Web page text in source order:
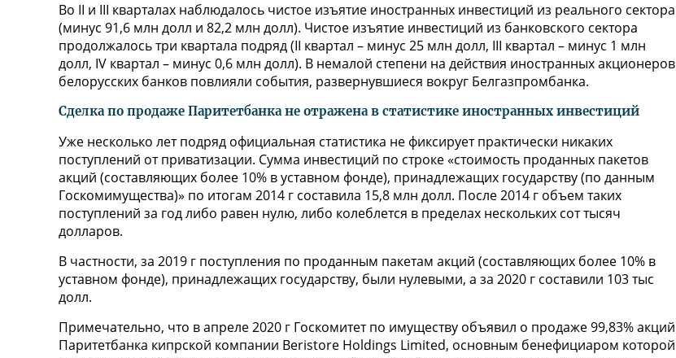
Во II и III кварталах наблюдалось чистое изъятие иностранных инвестиций из реального сектора
(минус 91,6 млн долл и 82,2 млн долл). Чистое изъятие инвестиций из банковского сектора
продолжалось три квартала подряд (II квартал – минус 25 млн долл, III квартал – минус 1 млн
долл, IV квартал – минус 0,6 млн долл). В немалой степени на действия иностранных акционеров
белорусских банков повлияли события, развернувшиеся вокруг Белгазпромбанка.
Сделка по продаже Паритетбанка не отражена в статистике иностранных инвестиций
Уже несколько лет подряд официальная статистика не фиксирует практически никаких
поступлений от приватизации. Сумма инвестиций по строке «стоимость проданных пакетов
акций (составляющих более 10% в уставном фонде), принадлежащих государству (по данным
Госкомимущества)» по итогам 2014 г составила 15,8 млн долл. После 2014 г объем таких
поступлений за год либо равен нулю, либо колеблется в пределах нескольких сот тысяч
долларов.
В частности, за 2019 г поступления по проданным пакетам акций (составляющих более 10% в
уставном фонде), принадлежащих государству, были нулевыми, а за 2020 г составили 103 тыс
долл.
Примечательно, что в апреле 2020 г Госкомитет по имуществу объявил о продаже 99,83% акций
Паритетбанка кипрской компании Beristore Holdings Limited, основным бенефициаром которой